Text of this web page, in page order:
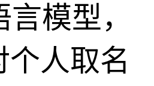
模型，
人取名